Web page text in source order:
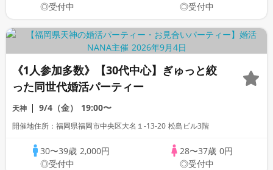
◎受付中
◎受付中
《1人参加多数》【30代中心】ぎゅっと絞
った同世代婚活パーティー
天神 9/4（金） 19:00〜
開催地住所：福岡県福岡市中央区大名１-13-20 松島ビル3階
30〜39歳 2,000円
◎受付中
28〜37歳 0円
◎受付中